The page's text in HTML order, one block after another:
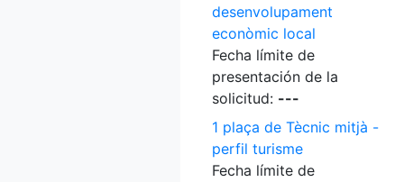
desenvolupament
econòmic local
Fecha límite de
presentación de la
solicitud: ---
1 plaça de Tècnic mitjà -
perfil turisme
Fecha límite de